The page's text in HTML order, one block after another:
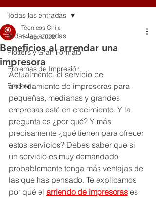
Todas las entradas
Plotters y Gran Formato
Prolemas de Impresión
Brother
Todas las entradas
Beneficios al arrendar una
impresora
Técnicos Chile
14 ago 2022
Actualmente, el servicio de
arrendamiento de impresoras para
pequeñas, medianas y grandes
empresas está en crecimiento. Y la
pregunta es ¿por qué? Y más
precisamente ¿qué tienen para ofrecer
estos servicios? Debes saber que si
un servicio es muy demandado
probablemente tenga más ventajas de
las que has pensado. Te explicamos
por qué el arriendo de impresoras es